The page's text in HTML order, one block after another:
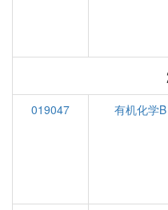
019047 有机化学B